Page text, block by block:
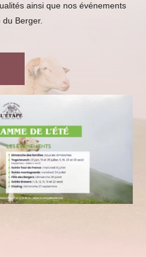
ainsi que nos événements
Berger.